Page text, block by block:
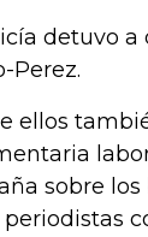
detuvo a
Perez.
ellos
sobre
periodistas